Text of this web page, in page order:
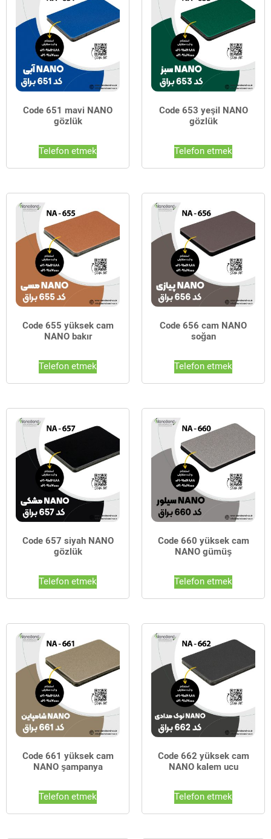
Code 651 mavi NANO
gözlük
Telefon etmek
Code 653 yeşil NANO
gözlük
Telefon etmek
Code 655 yüksek cam
NANO bakır
Telefon etmek
Code 656 cam NANO
soğan
Telefon etmek
Code 657 siyah NANO
gözlük
Telefon etmek
Code 660 yüksek cam
NANO gümüş
Telefon etmek
Code 661 yüksek cam
NANO şampanya
Telefon etmek
Code 662 yüksek cam
NANO kalem ucu
Telefon etmek